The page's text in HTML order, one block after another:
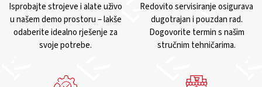
Isprobajte strojeve i alate uživo
u našem demo prostoru – lakše
odaberite idealno rješenje za
svoje potrebe.
Redovito servisiranje osigurava
dugotrajan i pouzdan rad.
Dogovorite termin s našim
stručnim tehničarima.